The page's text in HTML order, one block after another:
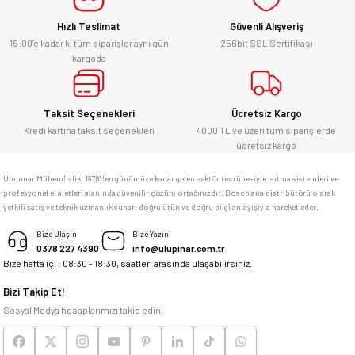
Gönder
E... Ü... | 10/06/2026
Bosch marka alet alacaksam kesinlikle
adresim Ulupınar.com.tr
F... C... | 14/05/2026
Bosch
Bosch 115x1,0 mm İnox Kesme Taşı (10 Adet - Paslanmaz ve Metal) - 2608603254
Sepete Ekle
Bosch EXPERT HardCeramic Elmas Kesme Diski (115 x 22,23 mm) - 2608900654
1.351,50 ₺
Hızlı Teslimat
15:00’e kadar ki tüm siparişler aynı gün
kargoda
Güvenli Alışveriş
256bit SSL Sertifikası
Taksit Seçenekleri
Kredi kartına taksit seçenekleri
Ücretsiz Kargo
4000 TL ve üzeri tüm siparişlerde
ücretsiz kargo
Ulupınar Mühendislik, 1978'den günümüze kadar gelen sektör tecrübesiyle ısıtma sistemleri ve
profesyonel el aletleri alanında güvenilir çözüm ortağınızdır. Bosch ana distribütörü olarak
yetkili satış ve teknik uzmanlık sunar; doğru ürün ve doğru bilgi anlayışıyla hareket eder.
Bize Ulaşın
0378 227 4390
Bize Yazın
info@ulupinar.com.tr
Bize hafta içi : 08:30 - 18:30, saatleri arasında ulaşabilirsiniz.
Bizi Takip Et!
Sosyal Medya hesaplarımızı takip edin!